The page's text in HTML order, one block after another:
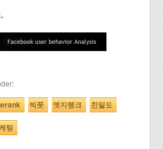
빅풋 엣지랭크 친밀도
팅